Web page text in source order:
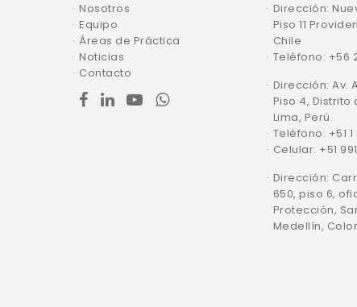
Nosotros
Equipo
Áreas de Práctica
Noticias
Contacto
facebook
linkedinyoutubewhatsapp
Dirección:
Piso 11
Chile
Teléfono: +56
Dirección: Av.
Piso 4, Distrito
Lima, Perú.
Teléfono: +51
Celular: +51
Dirección:
650, piso 6,
Protección,
Medellín,